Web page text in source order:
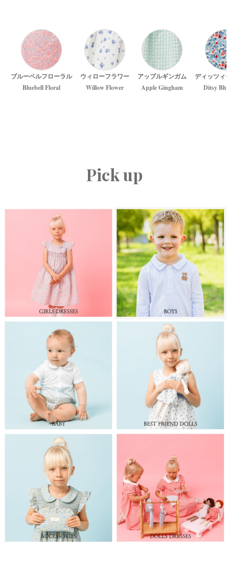
ブルーベルフローラル
Bluebell Floral
ウィローフラワー
Willow Flower
アップルギンガム
Apple Gingham
ディッツィ
Ditsy
Pick up